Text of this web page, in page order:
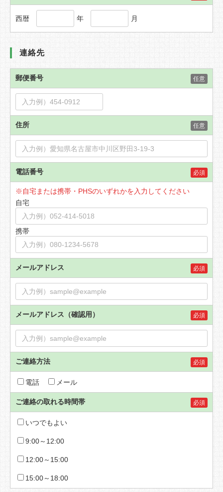
西暦 年 月
連絡先
郵便番号 任意
住所 任意
電話番号 必須
※自宅または携帯・PHSのいずれかを入力してください
自宅
携帯
メールアドレス 必須
メールアドレス（確認用） 必須
ご連絡方法 必須
電話 メール
ご連絡の取れる時間帯 必須
いつでもよい
9:00～12:00
12:00～15:00
15:00～18:00